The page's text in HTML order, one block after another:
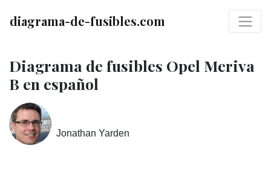
diagrama-de-fusibles.com
Diagrama de fusibles Opel Meriva
B en español
Jonathan Yarden